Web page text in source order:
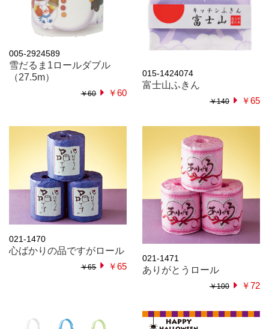
005-2924589
雪だるま1ロールダブル
（27.5m）
￥60 ￥60
015-1424074
富士山ふきん
￥140 ￥65
021-1470
心ばかりの品ですがロール
￥65 ￥65
021-1471
ありがとうロール
￥100 ￥72